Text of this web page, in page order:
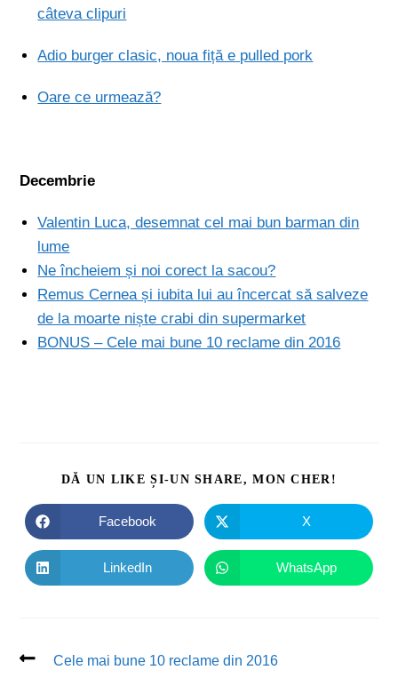
câteva clipuri
Adio burger clasic, noua fiță e pulled pork
Oare ce urmează?
Decembrie
Valentin Luca, desemnat cel mai bun barman din
lume
Ne încheiem și noi corect la sacou?
Remus Cernea și iubita lui au încercat să salveze
de la moarte niște crabi din supermarket
BONUS – Cele mai bune 10 reclame din 2016
DĂ UN LIKE ȘI-UN SHARE, MON CHER!
Facebook X
LinkedIn WhatsApp
Cele mai bune 10 reclame din 2016